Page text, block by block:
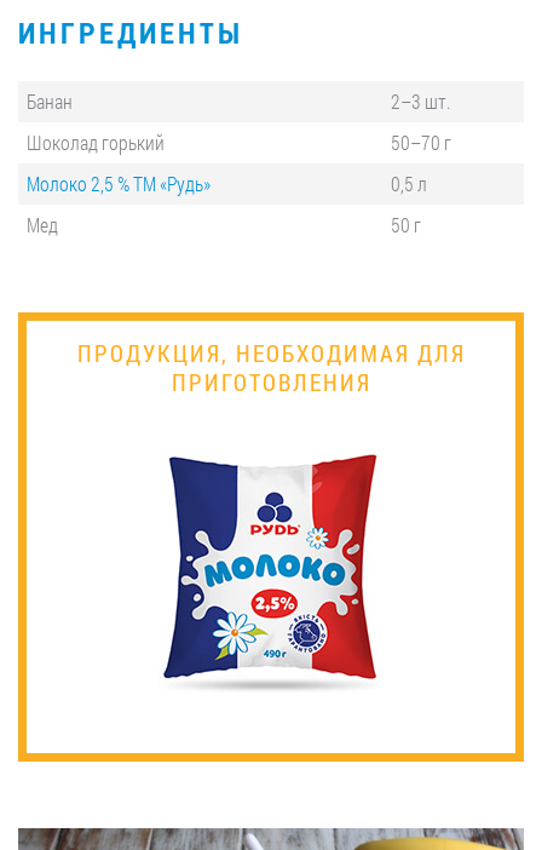
ИНГРЕДИЕНТЫ
Банан
2–3 шт.
Шоколад горький
50–70 г
Молоко 2,5 % ТМ «Рудь»
0,5 л
Мед
50 г
ПРОДУКЦИЯ, НЕОБХОДИМАЯ ДЛЯ
ПРИГОТОВЛЕНИЯ